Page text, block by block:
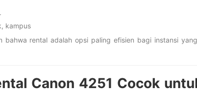
kampus
bahwa rental adalah opsi paling efisien bagi instansi
Canon 4251 Cocok